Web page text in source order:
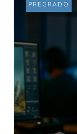
PREGRADO